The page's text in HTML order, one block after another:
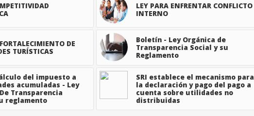
LEY PARA ENFRENTAR CONFLICTO
INTERNO
DE
TURÍSTICAS
Boletín - Ley Orgánica de
Transparencia Social y su
Reglamento
del impuesto a
acumuladas - Ley
Transparencia
reglamento
SRI establece el mecanismo para
la declaración y pago del pago a
cuenta sobre utilidades no
distribuidas